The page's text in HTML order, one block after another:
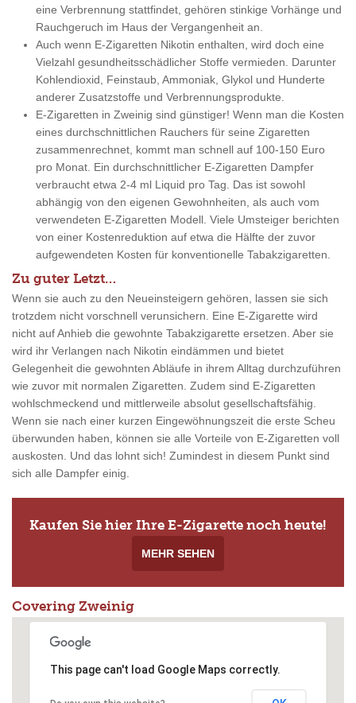
eine Verbrennung stattfindet, gehören stinkige Vorhänge und
Rauchgeruch im Haus der Vergangenheit an.
Auch wenn E-Zigaretten Nikotin enthalten, wird doch eine
Vielzahl gesundheitsschädlicher Stoffe vermieden. Darunter
Kohlendioxid, Feinstaub, Ammoniak, Glykol und Hunderte
anderer Zusatzstoffe und Verbrennungsprodukte.
E-Zigaretten in Zweinig sind günstiger! Wenn man die Kosten
eines durchschnittlichen Rauchers für seine Zigaretten
zusammenrechnet, kommt man schnell auf 100-150 Euro
pro Monat. Ein durchschnittlicher E-Zigaretten Dampfer
verbraucht etwa 2-4 ml Liquid pro Tag. Das ist sowohl
abhängig von den eigenen Gewohnheiten, als auch vom
verwendeten E-Zigaretten Modell. Viele Umsteiger berichten
von einer Kostenreduktion auf etwa die Hälfte der zuvor
aufgewendeten Kosten für konventionelle Tabakzigaretten.
Zu guter Letzt…
Wenn sie auch zu den Neueinsteigern gehören, lassen sie sich
trotzdem nicht vorschnell verunsichern. Eine E-Zigarette wird
nicht auf Anhieb die gewohnte Tabakzigarette ersetzen. Aber sie
wird ihr Verlangen nach Nikotin eindämmen und bietet
Gelegenheit die gewohnten Abläufe in ihrem Alltag durchzuführen
wie zuvor mit normalen Zigaretten. Zudem sind E-Zigaretten
wohlschmeckend und mittlerweile absolut gesellschaftsfähig.
Wenn sie nach einer kurzen Eingewöhnungszeit die erste Scheu
überwunden haben, können sie alle Vorteile von E-Zigaretten voll
auskosten. Und das lohnt sich! Zumindest in diesem Punkt sind
sich alle Dampfer einig.
Kaufen Sie hier Ihre E-Zigarette noch heute!
MEHR SEHEN
Covering Zweinig
This page can't load Google Maps correctly.